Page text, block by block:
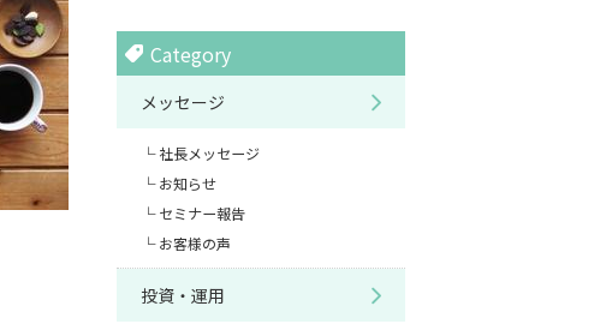
Category
メッセージ
社長メッセージ
お知らせ
セミナー報告
お客様の声
投資・運用